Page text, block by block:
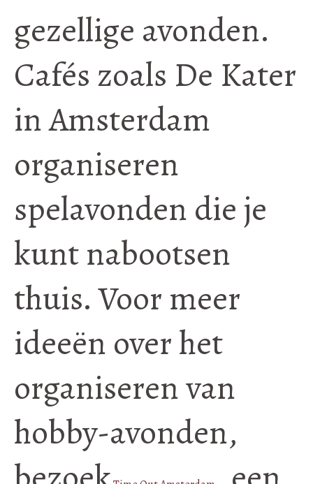
gezellige avonden.
Cafés zoals De Kater
in Amsterdam
organiseren
spelavonden die je
kunt nabootsen
thuis. Voor meer
ideeën over het
organiseren van
hobby-avonden,